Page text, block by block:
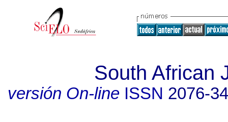
South African
versión On-lineISSN 2076-